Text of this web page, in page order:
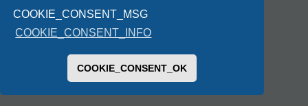
COOKIE_CONSENT_MSG
COOKIE_CONSENT_INFO
COOKIE_CONSENT_OK